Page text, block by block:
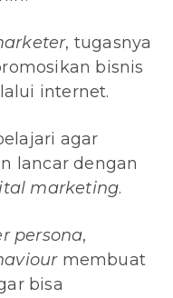
, tugasnya
bisnis
internet.
agar
lancar dengan
marketing.
persona,
membuat
bisa